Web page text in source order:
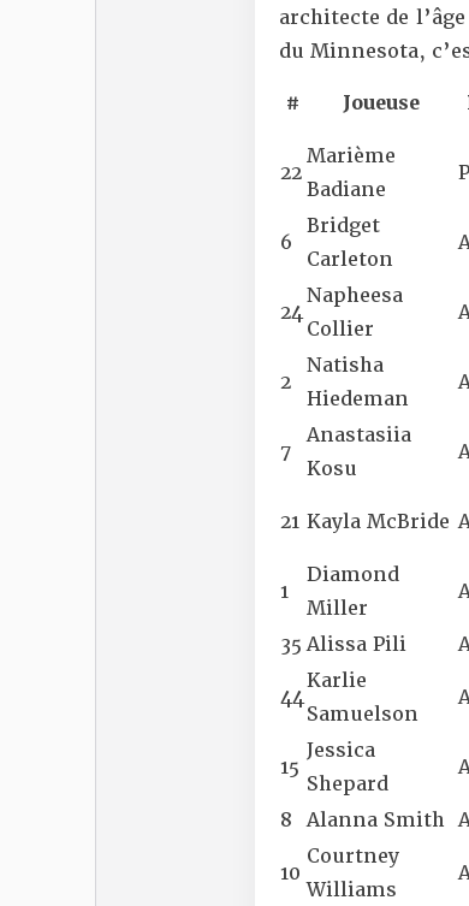
architecte de
du Minnesota,
# Joueuse
22
Marième
Badiane
6
Bridget
Carleton
24
Napheesa
Collier
2
Natisha
Hiedeman
7
Anastasiia
Kosu
21 Kayla McBride
1
Diamond
Miller
35 Alissa Pili
44
Karlie
Samuelson
15
Jessica
Shepard
8
Alanna Smith
10
Courtney
Williams